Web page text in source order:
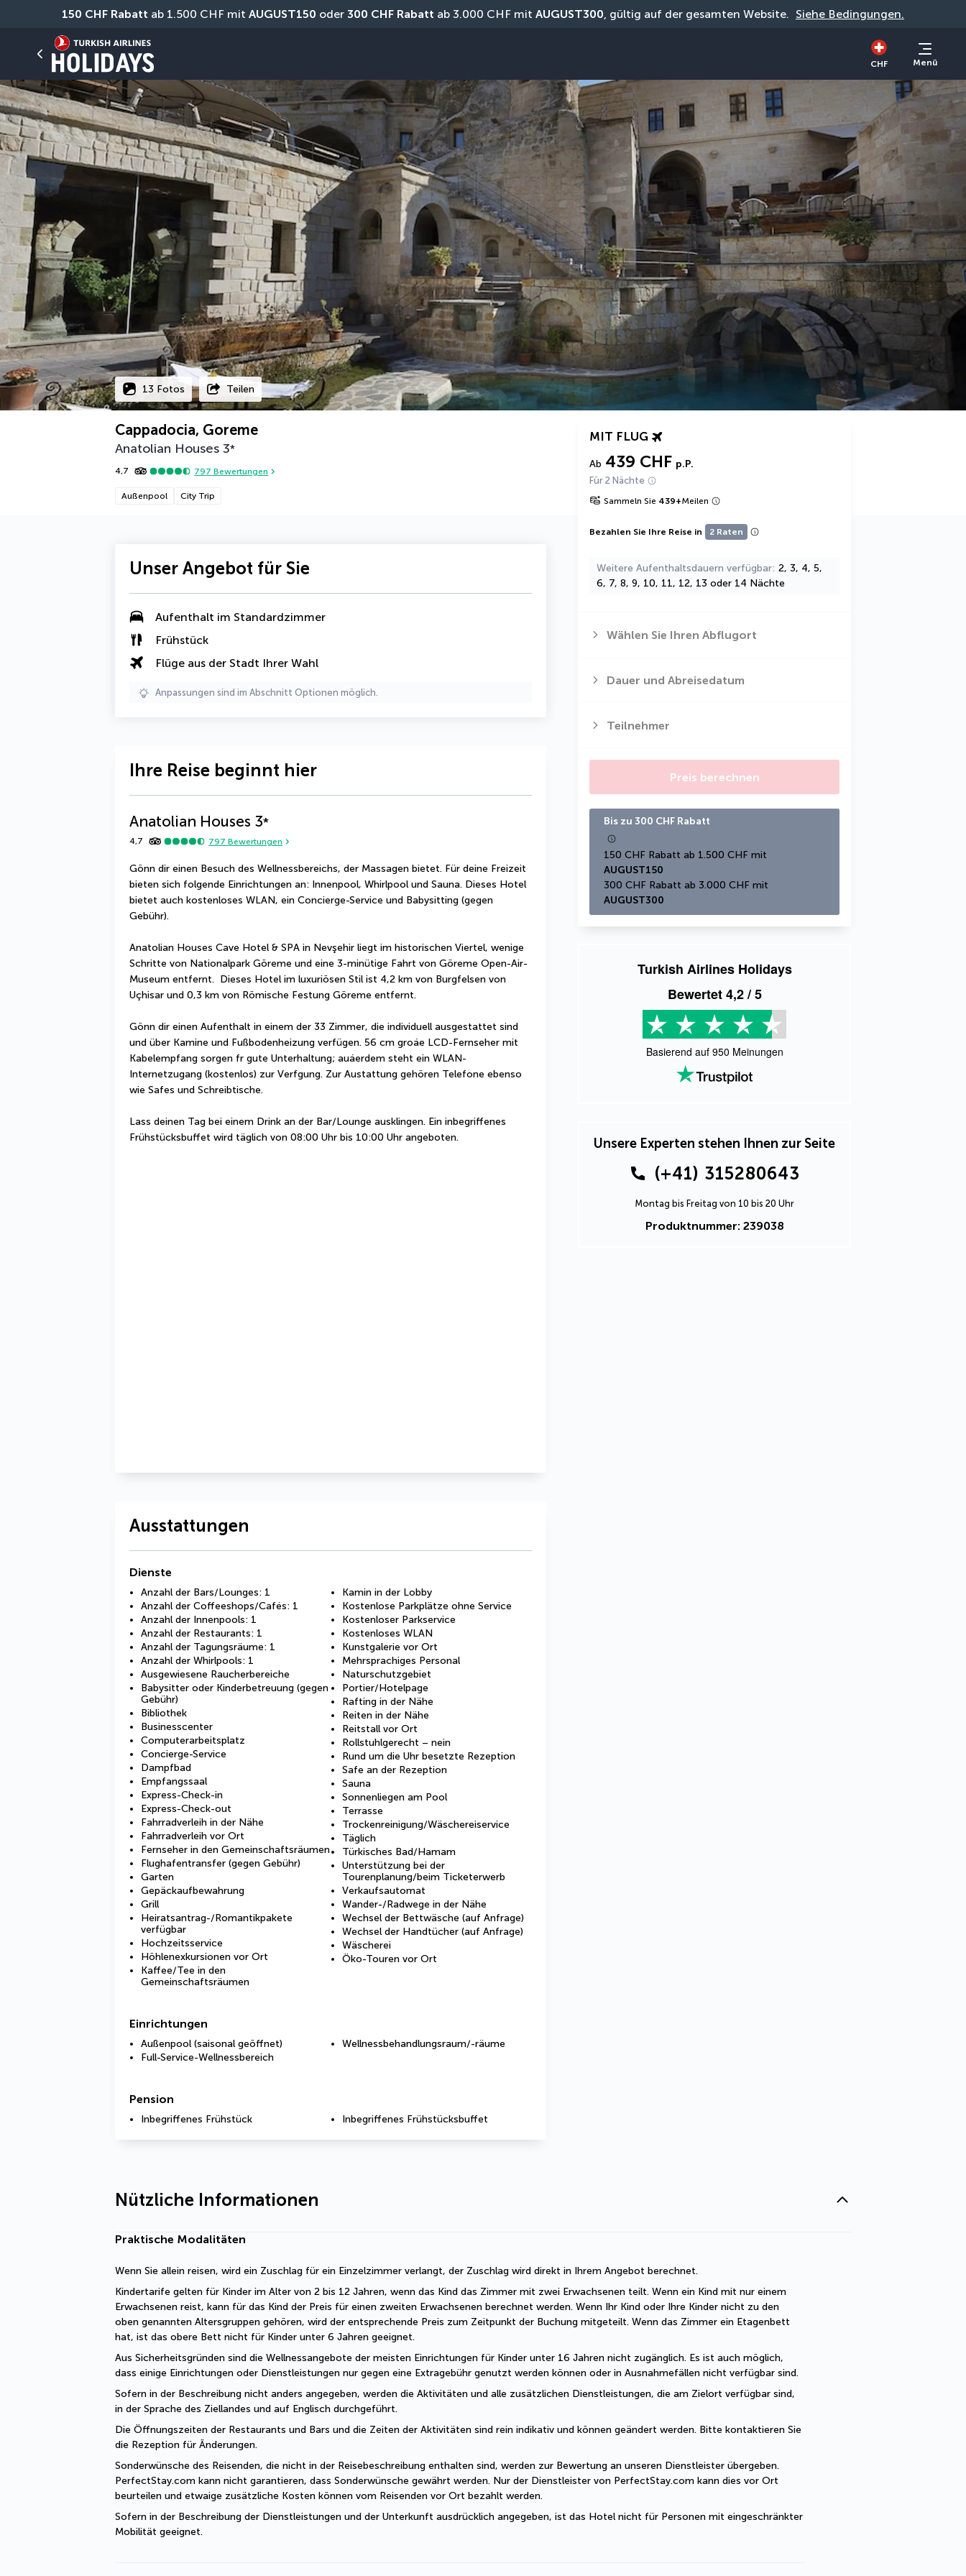
150 CHF Rabatt ab 1.500 CHF mit AUGUST150 oder 300 CHF Rabatt ab 3.000 CHF mit AUGUST300, gültig auf der gesamten Website. Siehe Bedingungen.
CHF Menü
13 Fotos Teilen
Cappadocia, Goreme
Anatolian Houses 3*
4,7 797 Bewertungen
Außenpool City Trip
MIT FLUG
Ab 439 CHF p.P.
Für 2 Nächte
Sammeln Sie 439+Meilen
Bezahlen Sie Ihre Reise in 2 Raten
Weitere Aufenthaltsdauern verfügbar 2, 3, 4, 5,
6, 7, 8, 9, 10, 11, 12, 13 oder 14 Nächte
Wählen Sie Ihren Abflugort
Dauer und Abreisedatum
Teilnehmer
Preis berechnen
Bis zu 300 CHF Rabatt
AUGUST150
AUGUST300
Turkish Airlines Holidays
Bewertet4,2/ 5
Basierend auf 950 Meinungen
Unsere Experten stehen Ihnen zur Seite
(+41) 315280643
Montag bis Freitag von 10 bis 20 Uhr
Produktnummer: 239038
Unser Angebot für Sie
Aufenthalt im Standardzimmer
Frühstück
Flüge aus der Stadt Ihrer Wahl
Anpassungen sind im Abschnitt Optionen möglich.
Ihre Reise beginnt hier
Anatolian Houses 3*
4,7 797 Bewertungen
Gönn dir einen Besuch des Wellnessbereichs, der Massagen bietet. Für deine Freizeit
bieten sich folgende Einrichtungen an: Innenpool, Whirlpool und Sauna. Dieses Hotel
bietet auch kostenloses WLAN, ein Concierge-Service und Babysitting (gegen
Gebühr).
Anatolian Houses Cave Hotel & SPA in Nevşehir liegt im historischen Viertel, wenige
Schritte von Nationalpark Göreme und eine 3-minütige Fahrt von Göreme Open-Air-
Museum entfernt.  Dieses Hotel im luxuriösen Stil ist 4,2 km von Burgfelsen von
Uçhisar und 0,3 km von Römische Festung Göreme entfernt.
Gönn dir einen Aufenthalt in einem der 33 Zimmer, die individuell ausgestattet sind
und über Kamine und Fußbodenheizung verfügen. 56 cm groáe LCD-Fernseher mit
Kabelempfang sorgen fr gute Unterhaltung; auáerdem steht ein WLAN-
Internetzugang (kostenlos) zur Verfgung. Zur Austattung gehören Telefone ebenso
wie Safes und Schreibtische.
Lass deinen Tag bei einem Drink an der Bar/Lounge ausklingen. Ein inbegriffenes
Frühstücksbuffet wird täglich von 08:00 Uhr bis 10:00 Uhr angeboten.
Ausstattungen
Dienste
Anzahl der Bars/Lounges: 1
Anzahl der Coffeeshops/Cafés: 1
Anzahl der Innenpools: 1
Anzahl der Restaurants: 1
Anzahl der Tagungsräume: 1
Anzahl der Whirlpools: 1
Ausgewiesene Raucherbereiche
Babysitter oder Kinderbetreuung (gegen
Gebühr)
Bibliothek
Businesscenter
Computerarbeitsplatz
Concierge-Service
Dampfbad
Empfangssaal
Express-Check-in
Express-Check-out
Fahrradverleih in der Nähe
Fahrradverleih vor Ort
Fernseher in den Gemeinschaftsräumen
Flughafentransfer (gegen Gebühr)
Garten
Gepäckaufbewahrung
Grill
Heiratsantrag-/Romantikpakete
verfügbar
Hochzeitsservice
Höhlenexkursionen vor Ort
Kaffee/Tee in den
Gemeinschaftsräumen
Kamin in der Lobby
Kostenlose Parkplätze ohne Service
Kostenloser Parkservice
Kostenloses WLAN
Kunstgalerie vor Ort
Mehrsprachiges Personal
Naturschutzgebiet
Portier/Hotelpage
Rafting in der Nähe
Reiten in der Nähe
Reitstall vor Ort
Rollstuhlgerecht – nein
Rund um die Uhr besetzte Rezeption
Safe an der Rezeption
Sauna
Sonnenliegen am Pool
Terrasse
Trockenreinigung/Wäschereiservice
Täglich
Türkisches Bad/Hamam
Unterstützung bei der
Tourenplanung/beim Ticketerwerb
Verkaufsautomat
Wander-/Radwege in der Nähe
Wechsel der Bettwäsche (auf Anfrage)
Wechsel der Handtücher (auf Anfrage)
Wäscherei
Öko-Touren vor Ort
Einrichtungen
Außenpool (saisonal geöffnet)
Full-Service-Wellnessbereich
Wellnessbehandlungsraum/-räume
Pension
Inbegriffenes Frühstück Inbegriffenes Frühstücksbuffet
Nützliche Informationen
Praktische Modalitäten
Wenn Sie allein reisen, wird ein Zuschlag für ein Einzelzimmer verlangt, der Zuschlag wird direkt in Ihrem Angebot berechnet.
Kindertarife gelten für Kinder im Alter von 2 bis 12 Jahren, wenn das Kind das Zimmer mit zwei Erwachsenen teilt. Wenn ein Kind mit nur einem
Erwachsenen reist, kann für das Kind der Preis für einen zweiten Erwachsenen berechnet werden. Wenn Ihr Kind oder Ihre Kinder nicht zu den
oben genannten Altersgruppen gehören, wird der entsprechende Preis zum Zeitpunkt der Buchung mitgeteilt. Wenn das Zimmer ein Etagenbett
hat, ist das obere Bett nicht für Kinder unter 6 Jahren geeignet.
Aus Sicherheitsgründen sind die Wellnessangebote der meisten Einrichtungen für Kinder unter 16 Jahren nicht zugänglich. Es ist auch möglich,
dass einige Einrichtungen oder Dienstleistungen nur gegen eine Extragebühr genutzt werden können oder in Ausnahmefällen nicht verfügbar sind.
Sofern in der Beschreibung nicht anders angegeben, werden die Aktivitäten und alle zusätzlichen Dienstleistungen, die am Zielort verfügbar sind,
in der Sprache des Ziellandes und auf Englisch durchgeführt.
Die Öffnungszeiten der Restaurants und Bars und die Zeiten der Aktivitäten sind rein indikativ und können geändert werden. Bitte kontaktieren Sie
die Rezeption für Änderungen.
Sonderwünsche des Reisenden, die nicht in der Reisebeschreibung enthalten sind, werden zur Bewertung an unseren Dienstleister übergeben.
PerfectStay.com kann nicht garantieren, dass Sonderwünsche gewährt werden. Nur der Dienstleister von PerfectStay.com kann dies vor Ort
beurteilen und etwaige zusätzliche Kosten können vom Reisenden vor Ort bezahlt werden.
Sofern in der Beschreibung der Dienstleistungen und der Unterkunft ausdrücklich angegeben, ist das Hotel nicht für Personen mit eingeschränkter
Mobilität geeignet.